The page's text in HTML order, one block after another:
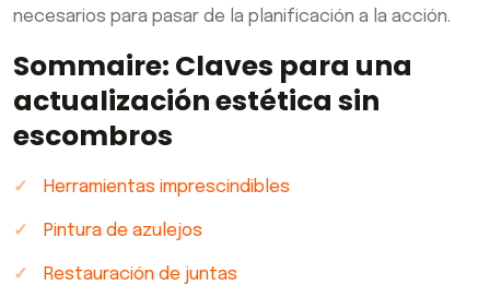
necesarios para pasar de la planificación a la acción.
Sommaire: Claves para una
actualización estética sin
escombros
Herramientas imprescindibles
Pintura de azulejos
Restauración de juntas